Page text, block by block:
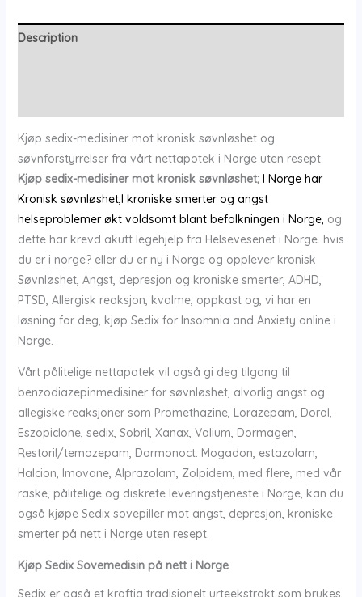
Description
Kjøp sedix-medisiner mot kronisk søvnløshet og
søvnforstyrrelser fra vårt nettapotek i Norge uten resept
Kjøp sedix-medisiner mot kronisk søvnløshet; I Norge har
Kronisk søvnløshet,l kroniske smerter og angst
helseproblemer økt voldsomt blant befolkningen i Norge, og
dette har krevd akutt legehjelp fra Helsevesenet i Norge. hvis
du er i norge? eller du er ny i Norge og opplever kronisk
Søvnløshet, Angst, depresjon og kroniske smerter, ADHD,
PTSD, Allergisk reaksjon, kvalme, oppkast og, vi har en
løsning for deg, kjøp Sedix for Insomnia and Anxiety online i
Norge.
Vårt pålitelige nettapotek vil også gi deg tilgang til
benzodiazepinmedisiner for søvnløshet, alvorlig angst og
allegiske reaksjoner som Promethazine, Lorazepam, Doral,
Eszopiclone, sedix, Sobril, Xanax, Valium, Dormagen,
Restoril/temazepam, Dormonoct. Mogadon, estazolam,
Halcion, Imovane, Alprazolam, Zolpidem, med flere, med vår
raske, pålitelige og diskrete leveringstjeneste i Norge, kan du
også kjøpe Sedix sovepiller mot angst, depresjon, kroniske
smerter på nett i Norge uten resept.
Kjøp Sedix Sovemedisin på nett i Norge
Sedix er også et kraftig tradisjonelt urteekstrakt som brukes